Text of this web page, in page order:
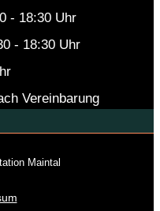
- 18:30 Uhr
- 18:30 Uhr
Vereinbarung
Maintal